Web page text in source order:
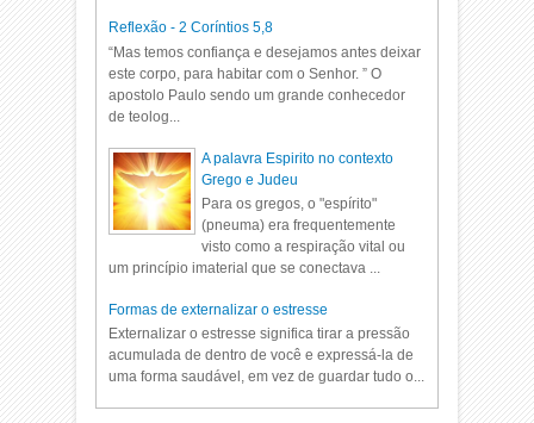
Reflexão - 2 Coríntios 5,8
“Mas temos confiança e desejamos antes deixar
este corpo, para habitar com o Senhor. ” O
apostolo Paulo sendo um grande conhecedor
de teolog...
A palavra Espirito no contexto
Grego e Judeu
Para os gregos, o "espírito"
(pneuma) era frequentemente
visto como a respiração vital ou
um princípio imaterial que se conectava ...
Formas de externalizar o estresse
Externalizar o estresse significa tirar a pressão
acumulada de dentro de você e expressá-la de
uma forma saudável, em vez de guardar tudo o...